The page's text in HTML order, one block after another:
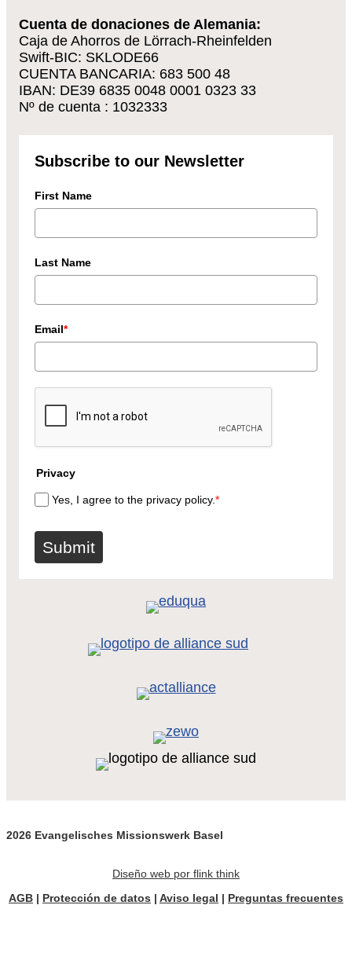
Cuenta de donaciones de Alemania:
Caja de Ahorros de Lörrach-Rheinfelden
Swift-BIC: SKLODE66
CUENTA BANCARIA: 683 500 48
IBAN: DE39 6835 0048 0001 0323 33
Nº de cuenta : 1032333
Subscribe to our Newsletter
First Name
Last Name
Email *
Privacy
Yes, I agree to the privacy policy.*
Submit
2026 Evangelisches Missionswerk Basel
Diseño web por flink think
AGB | Protección de datos | Aviso legal | Preguntas frecuentes